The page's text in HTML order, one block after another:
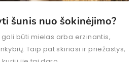
šunis nuo šokinėjimo?
gali būti mielas arba erzinantis,
Taip pat skiriasi ir priežastys,